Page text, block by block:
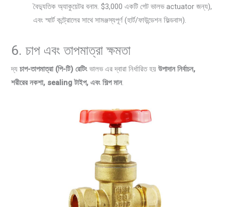
বৈদ্যুতিক অ্যাকুয়েটর বনাম. $3,000 একটি গেট ভালভ actuator জন্য),
এবং স্মার্ট কন্ট্রোলের সাথে সামঞ্জস্যপূর্ণ (হার্ট/ফাউন্ডেশন ফিল্ডবাস).
6. চাপ এবং তাপমাত্রা ক্ষমতা
দ্যচাপ-তাপমাত্রা (পি-টি) রেটিং ভালভ এর দ্বারা নির্ধারিত হয়উপাদান নির্বাচন,
শরীরের নকশা, sealing টাইপ, এবং শিল্প মান.